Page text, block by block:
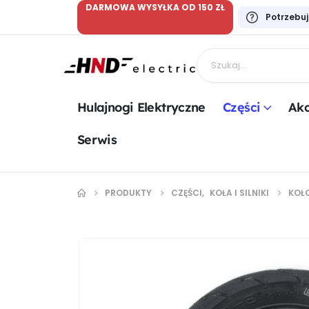
DARMOWA WYSYŁKA OD 150 ZŁ
Hulajnogi Elektryczne Części
Serwis
PRODUKTY CZĘŚCI, KOŁA I SILNIKI